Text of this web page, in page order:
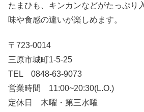
たまひも、キンカンなどがたっぷり
味や食感の違いが楽しめます。
〒723-0014
三原市城町1-5-25
TEL 0848-63-9073
営業時間 11:00~20:30(L.O.)
定休日 木曜・第三水曜